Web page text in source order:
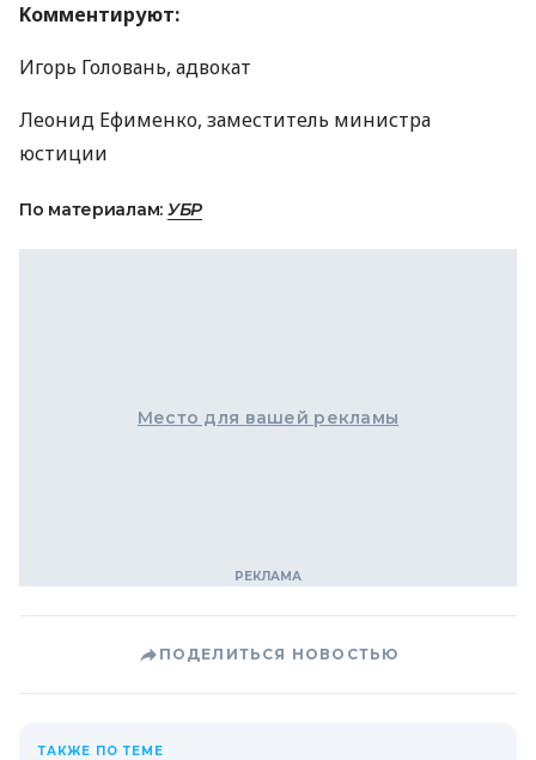
Kомментируют:
Игорь Головань, адвокат
Леонид Ефименко, заместитель министра
юстиции
По материалам: УБР
Место для вашей рекламы
ПОДЕЛИТЬСЯ НОВОСТЬЮ
ТАКЖЕ ПО ТЕМЕ